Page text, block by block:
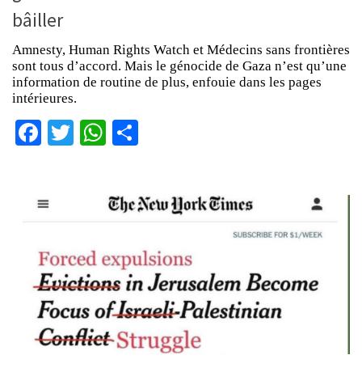
bâiller
Amnesty, Human Rights Watch et Médecins sans frontières
sont tous d’accord. Mais le génocide de Gaza n’est qu’une
information de routine de plus, enfouie dans les pages
intérieures.
Facebook
TwitterWhatsApp